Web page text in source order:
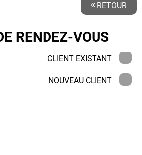
RETOUR
RENDEZ-VOUS
CLIENT EXISTANT
NOUVEAU CLIENT